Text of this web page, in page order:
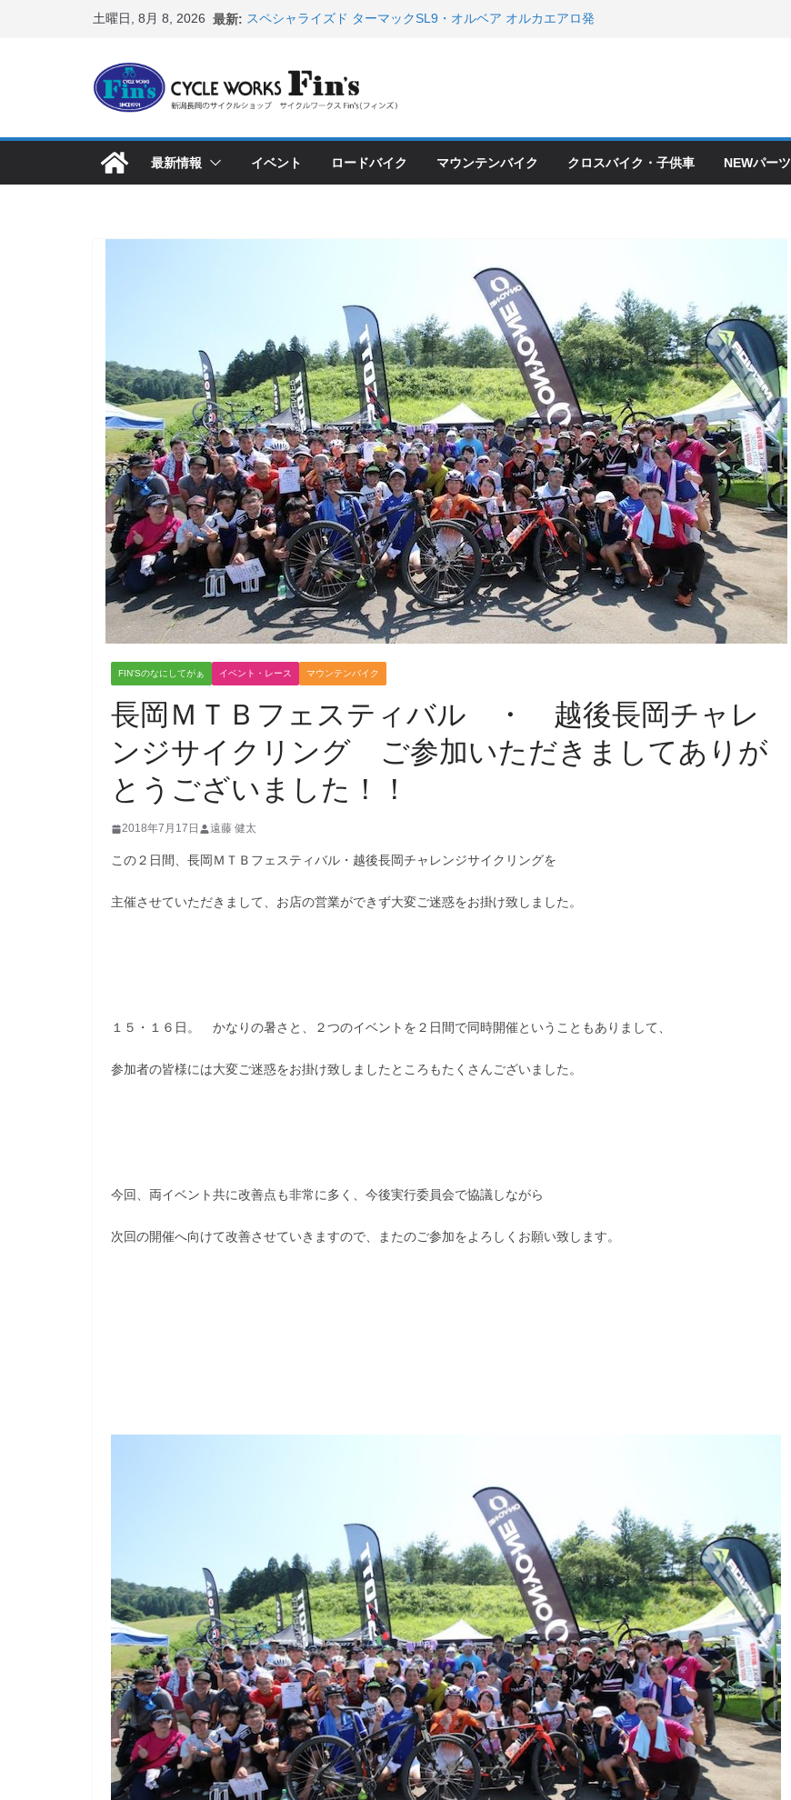
へ
キ
土曜日, 8月 8, 2026 最新: スペシャライズド ターマックSL9・オルベア オルカエアロ発
峰ヘルメットが３０〜４０％OFF セール
店頭のセールバイク在庫 ロードバイク、MTB、クロスバイク
など（２０２６・７・１７ 現在）
入荷してきました人気商品ピックアップ！
店頭のセールバイク在庫 ロードバイク、MTB、クロスバイク
など（２０２６・７・１０ 現在）
最新情報 イベント ロードバイク マウンテンバイク クロスバイク・子供車 NEWパーツ
FIN'Sのなにしてがぁ イベント・レース マウンテンバイク
長岡ＭＴＢフェスティバル ・ 越後長岡チャレ
ンジサイクリング ご参加いただきましてありが
とうございました！！
2018年7月17日 遠藤 健太
この２日間、長岡ＭＴＢフェスティバル・越後長岡チャレンジサイクリングを
主催させていただきまして、お店の営業ができず大変ご迷惑をお掛け致しました。
１５・１６日。 かなりの暑さと、２つのイベントを２日間で同時開催ということもありまして、
参加者の皆様には大変ご迷惑をお掛け致しましたところもたくさんございました。
今回、両イベント共に改善点も非常に多く、今後実行委員会で協議しながら
次回の開催へ向けて改善させていきますので、またのご参加をよろしくお願い致します。